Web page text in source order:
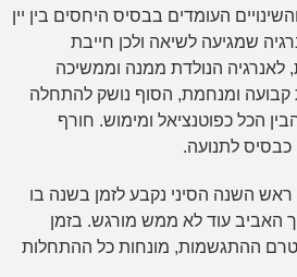
העומדים בבסיס היחסים בין יין
שמגיעה לשיאה ולכן חייבת
לאנרגיה הנולדת ממנה וממשיכה
קבועה ומנחמת, הסוף נושק להתחלה
הכל כפוטנציאל ומימוש. חורף
כבסיס לתנועה.
השנה הסיני נקבע לזמן בשנה בו
האביב עוד לא ממש מורגש. בזמן
ההתגשמות, מונחות כל ההתחלות